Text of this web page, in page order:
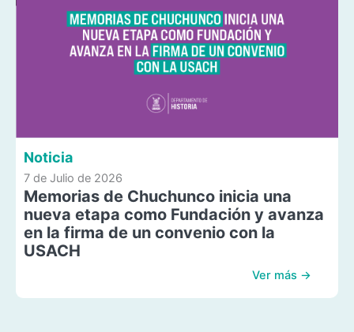
Noticia
7 de Julio de 2026
Memorias de Chuchunco inicia una
nueva etapa como Fundación y avanza
en la firma de un convenio con la
USACH
Ver más →